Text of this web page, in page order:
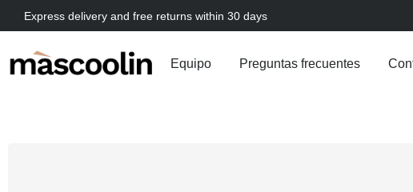
Express delivery and free returns within 30 days
Equipo Preguntas frecuentes